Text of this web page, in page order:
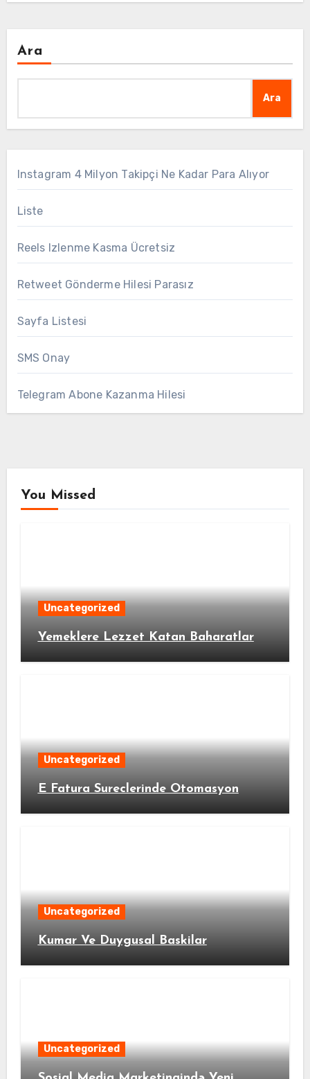
Ara
Ara
Instagram 4 Milyon Takipçi Ne Kadar Para Alıyor
Liste
Reels Izlenme Kasma Ücretsiz
Retweet Gönderme Hilesi Parasız
Sayfa Listesi
SMS Onay
Telegram Abone Kazanma Hilesi
You Missed
Uncategorized
Yemeklere Lezzet Katan Baharatlar
Uncategorized
E Fatura Sureclerinde Otomasyon
Uncategorized
Kumar Ve Duygusal Baskilar
Uncategorized